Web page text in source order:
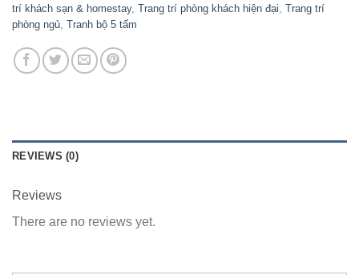
trí khách sạn & homestay, Trang trí phòng khách hiện đại, Trang trí
phòng ngủ, Tranh bộ 5 tấm
REVIEWS (0)
Reviews
There are no reviews yet.